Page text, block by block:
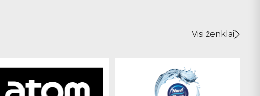
Visi ženklai